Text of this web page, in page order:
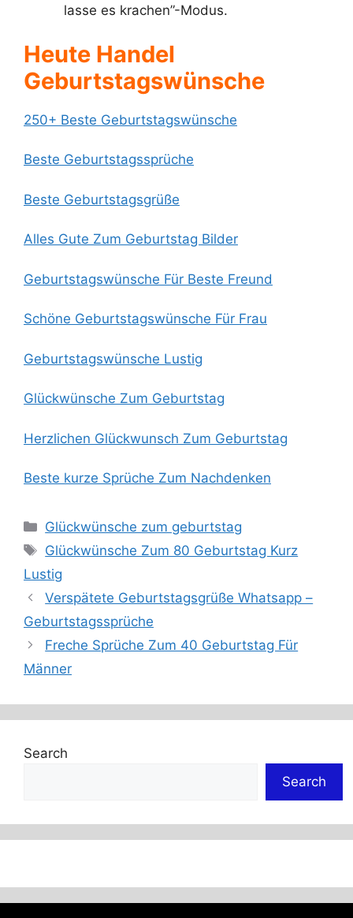
lasse es krachen”-Modus.
Heute Handel
Geburtstagswünsche
250+ Beste Geburtstagswünsche
Beste Geburtstagssprüche
Beste Geburtstagsgrüße
Alles Gute Zum Geburtstag Bilder
Geburtstagswünsche Für Beste Freund
Schöne Geburtstagswünsche Für Frau
Geburtstagswünsche Lustig
Glückwünsche Zum Geburtstag
Herzlichen Glückwunsch Zum Geburtstag
Beste kurze Sprüche Zum Nachdenken
Categories
Glückwünsche zum geburtstag
Tags
Glückwünsche Zum 80 Geburtstag Kurz
Lustig
Verspätete Geburtstagsgrüße Whatsapp –
Geburtstagssprüche
Freche Sprüche Zum 40 Geburtstag Für
Männer
Search
Search